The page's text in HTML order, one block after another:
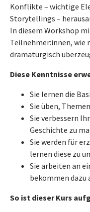
Konflikte – wichtige
Storytellings –
In diesem Workshop
Teilnehmer:innen, wie
dramaturgisch
Diese Kenntnisse
Sie lernen die
Sie üben,
Sie verbessern
Geschichte zu
Sie werden für
lernen diese zu
Sie arbeiten an
bekommen dazu
So ist dieser Kurs